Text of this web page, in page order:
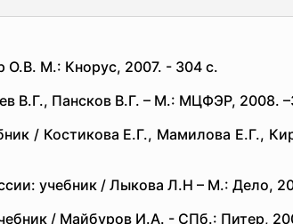
О.В. М.: Кнорус, 2007. - 304 с.
В.Г., Пансков В.Г. – М.: МЦФЭР, 2008.
/ Костикова Е.Г., Мамилова Е.Г.,
учебник / Лыкова Л.Н – М.: Дело,
/ Майбуров И.А. - СПб.: Питер,